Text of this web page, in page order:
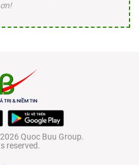
Quoc Buu Group.
reserved.